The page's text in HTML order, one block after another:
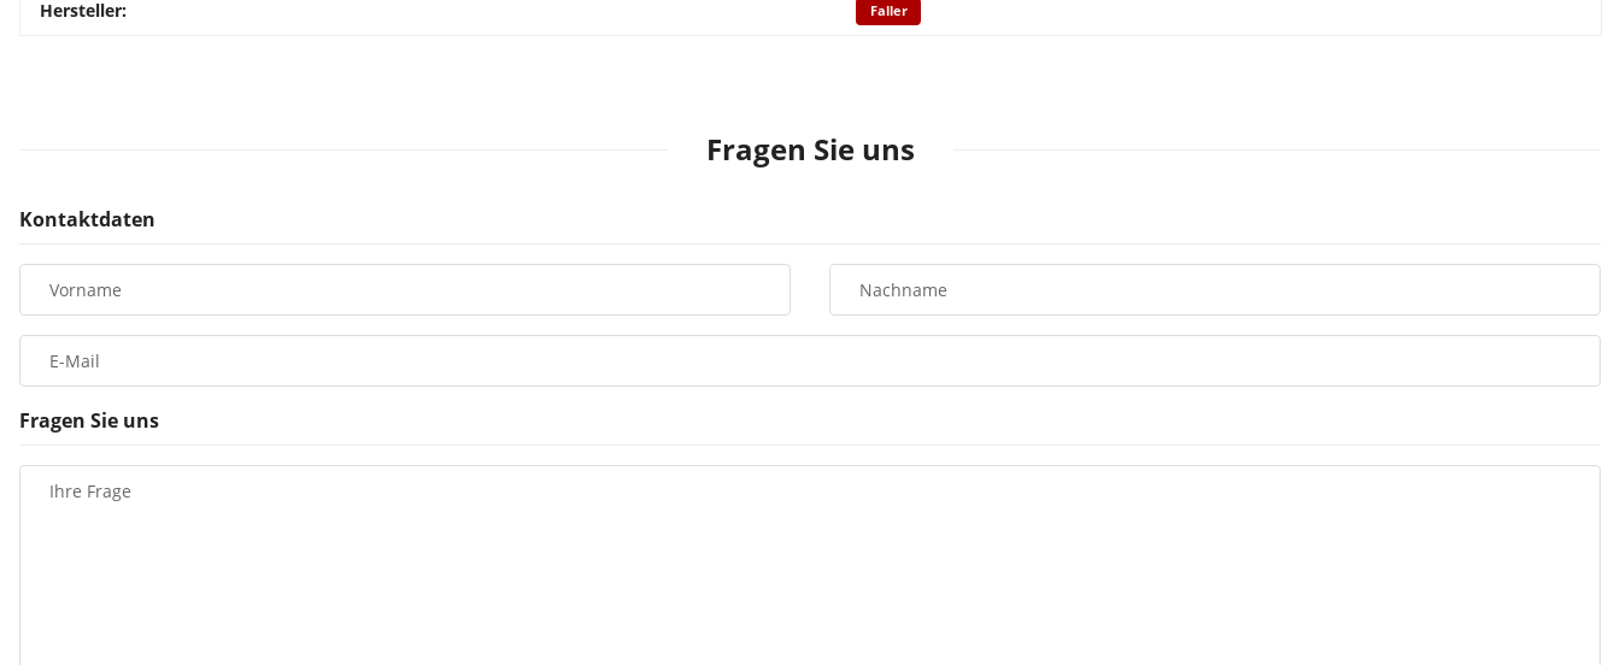
Hersteller: Faller
Fragen Sie uns
Kontaktdaten
Vorname Nachname
E-Mail
Fragen Sie uns
Ihre Frage